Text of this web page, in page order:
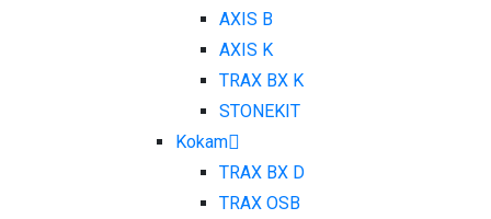
AXIS B
AXIS K
TRAX BX K
STONEKIT
Kokam
TRAX BX D
TRAX OSB